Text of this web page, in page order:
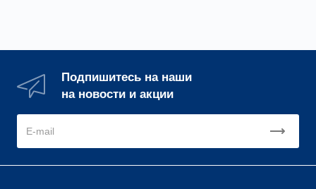
Подпишитесь на наши
на новости и акции